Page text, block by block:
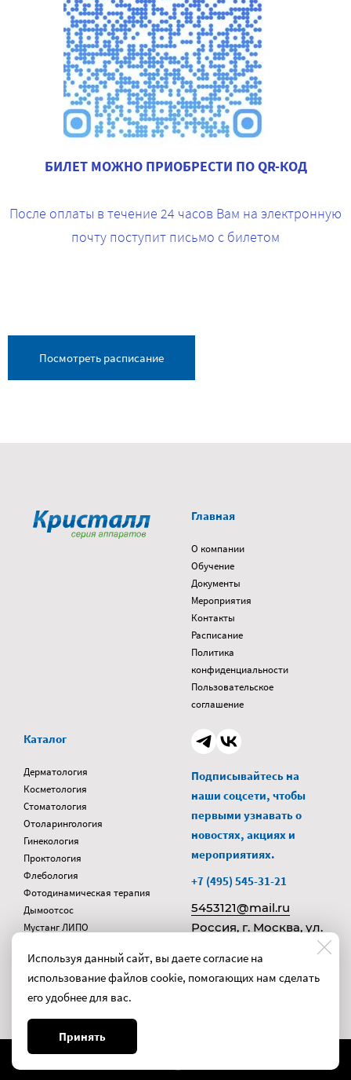
БИЛЕТ МОЖНО ПРИОБРЕСТИ ПО QR-КОД
После оплаты в течение 24 часов Вам на электронную
почту поступит письмо с билетом
Посмотреть расписание
Главная
О компании
Обучение
Документы
Мероприятия
Контакты
Расписание
Политика
конфиденциальности
Пользовательское
соглашение
Каталог
Дерматология
Косметология
Стоматология
Отоларингология
Гинекология
Проктология
Флебология
Фотодинамическая терапия
Дымоотсос
Мустанг ЛИПО
Подписывайтесь на
наши соцсети, чтобы
первыми узнавать о
новостях, акциях и
мероприятиях.
+7 (495) 545-31-21
5453121@mail.ru
Россия, г. Москва, ул.
стр. 2
Используя данный сайт, вы даете согласие на
использование файлов cookie, помогающих нам сделать
его удобнее для вас.
Принять